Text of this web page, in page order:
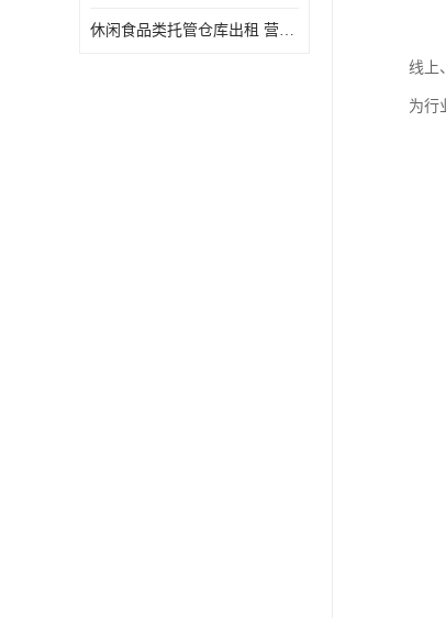
休闲食品类托管仓库出租 营造良好环境氛围 垂直电商配套
线上
为行